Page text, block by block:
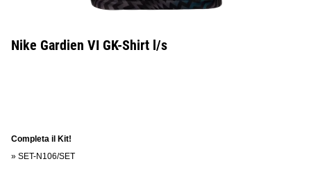
Nike Gardien VI GK-Shirt l/s
Completa il Kit!
» SET-N106/SET